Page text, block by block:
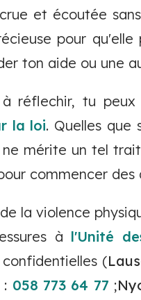
crue et écoutée
pour
ton aide ou une
à réflechir, tu
la loi. Quelles que
mérite un tel
commencer
la violence
à l'Unité
(
: 058 773 64 77 ;